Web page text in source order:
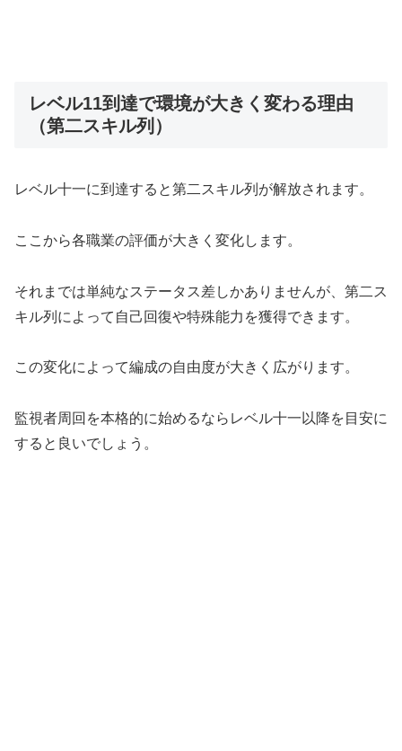
レベル11到達で環境が大きく変わる理由
（第二スキル列）
レベル十一に到達すると第二スキル列が解放されます。
ここから各職業の評価が大きく変化します。
それまでは単純なステータス差しかありませんが、第二ス
キル列によって自己回復や特殊能力を獲得できます。
この変化によって編成の自由度が大きく広がります。
監視者周回を本格的に始めるならレベル十一以降を目安に
すると良いでしょう。